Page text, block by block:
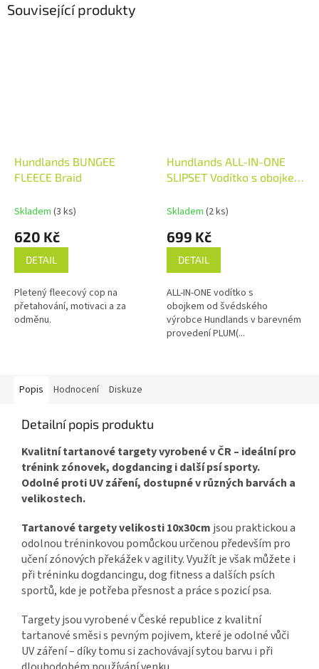
Související produkty
Hundlands BUNGEE
FLEECE Braid
Skladem (3 ks)
620 Kč
DETAIL
Pletený fleecový cop na
přetahování, motivaci a za
odměnu.
Hundlands ALL-IN-ONE
SLIPSET Vodítko s obojkem
Skladem (2 ks)
699 Kč
DETAIL
ALL-IN-ONE vodítko s
obojkem od švédského
výrobce Hundlands v barevném
provedení PLUM(...
Popis Hodnocení Diskuze
Detailní popis produktu
Kvalitní tartanové targety vyrobené v ČR – ideální pro
trénink zónovek, dogdancing i další psí sporty.
Odolné proti UV záření, dostupné v různých barvách a
velikostech.
Tartanové targety velikosti 10x30cm jsou praktickou a
odolnou tréninkovou pomůckou určenou především pro
učení zónových překážek v agility. Využít je však můžete i
při tréninku dogdancingu, dog fitness a dalších psích
sportů, kde je potřeba přesnost a práce s pozicí psa.
Targety jsou vyrobené v České republice z kvalitní
tartanové směsi s pevným pojivem, které je odolné vůči
UV záření – díky tomu si zachovávají sytou barvu i při